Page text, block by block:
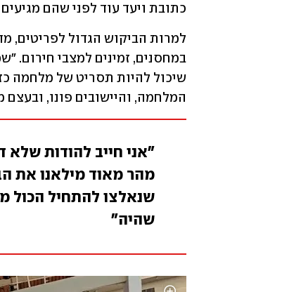
כתובת ויעד עוד לפני שהם
המלחמה, והיישובים פונו, ובעצם
"אני חייב להודות שלא
מהר מאוד מילאנו את
שנאלצו להתחיל הכול
שהיה"